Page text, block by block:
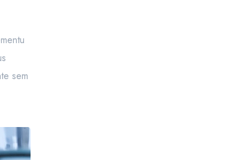
sem